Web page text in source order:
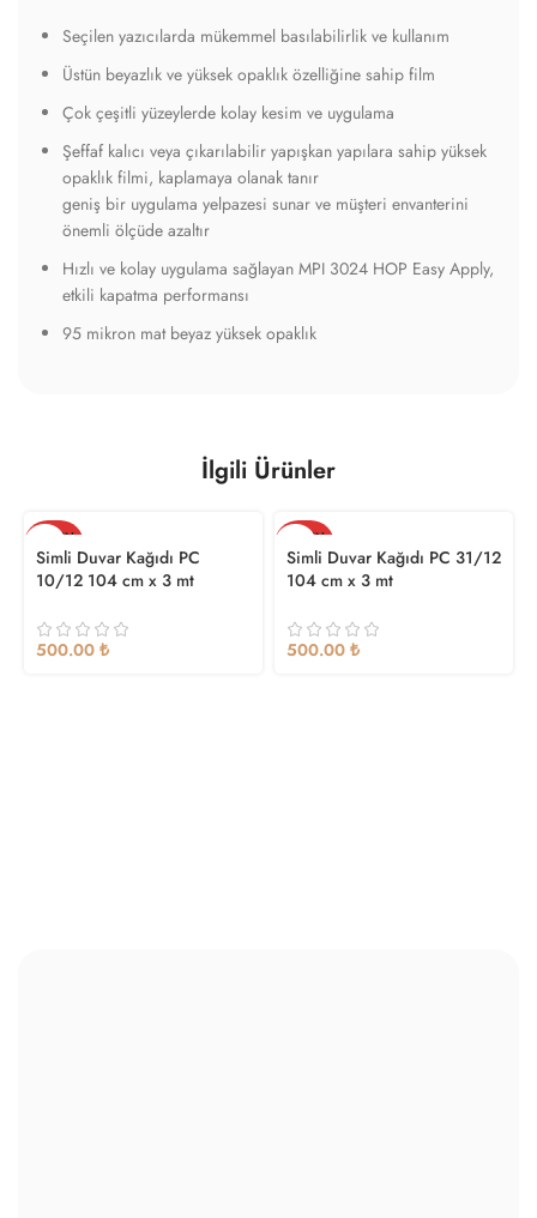
Seçilen yazıcılarda mükemmel basılabilirlik ve kullanım
Üstün beyazlık ve yüksek opaklık özelliğine sahip film
Çok çeşitli yüzeylerde kolay kesim ve uygulama
Şeffaf kalıcı veya çıkarılabilir yapışkan yapılara sahip yüksek
opaklık filmi, kaplamaya olanak tanır
geniş bir uygulama yelpazesi sunar ve müşteri envanterini
önemli ölçüde azaltır
Hızlı ve kolay uygulama sağlayan MPI 3024 HOP Easy Apply,
etkili kapatma performansı
95 mikron mat beyaz yüksek opaklık
İlgili Ürünler
TÜKEN
DI
Simli Duvar Kağıdı PC
10/12 104 cm x 3 mt
₺
TÜKEN
DI
Simli Duvar Kağıdı PC 31/12
104 cm x 3 mt
₺